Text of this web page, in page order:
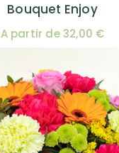
Bouquet Enjoy
A partir de 32,00 €